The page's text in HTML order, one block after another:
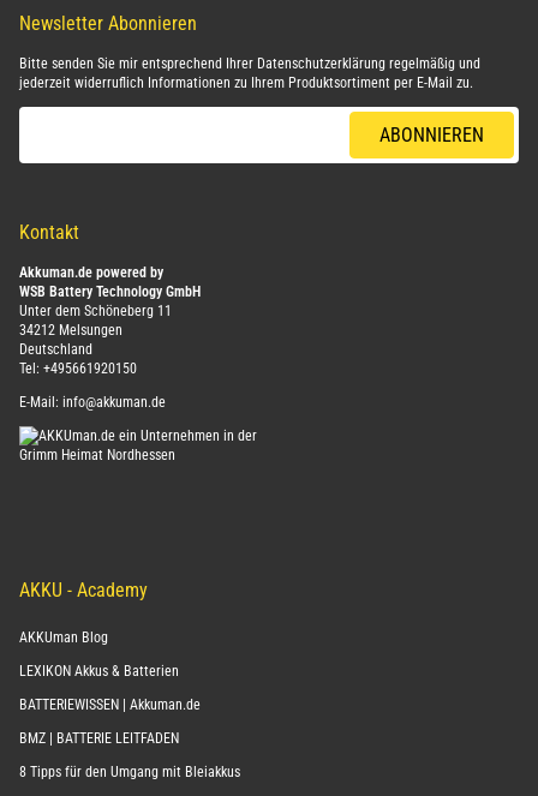
Newsletter Abonnieren
Bitte senden Sie mir entsprechend Ihrer Datenschutzerklärung regelmäßig und
jederzeit widerruflich Informationen zu Ihrem Produktsortiment per E-Mail zu.
ABONNIEREN
Kontakt
Akkuman.de powered by
WSB Battery Technology GmbH
Unter dem Schöneberg 11
34212 Melsungen
Deutschland
Tel: +495661920150
E-Mail: info@akkuman.de
AKKU - Academy
AKKUman Blog
LEXIKON Akkus & Batterien
BATTERIEWISSEN | Akkuman.de
BMZ | BATTERIE LEITFADEN
8 Tipps für den Umgang mit Bleiakkus